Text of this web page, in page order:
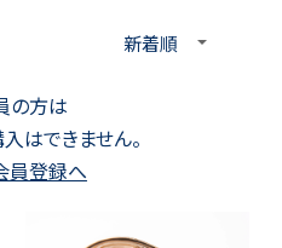
の方は
はできません。
員登録へ